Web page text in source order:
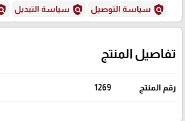
policy سياسة التوصيل policy سياسة التبديل
تفاصيل المنتج
رقم المنتج 1269